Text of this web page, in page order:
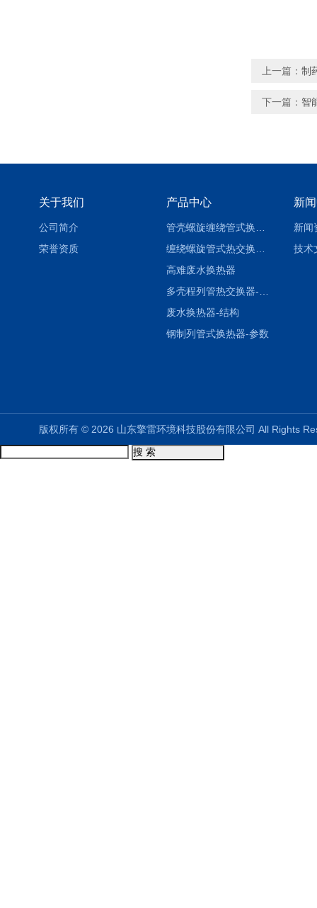
上一篇： 制
下一篇： 智
关于我们
公司简介
荣誉资质
产品中心
高难废水换热器
废水换热器-结构
钢制列管式换热器-参数
新
新闻
技术
版权所有 © 2026 山东擎雷环境科技股份有限公司 All